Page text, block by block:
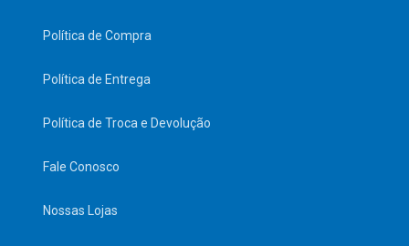
Política de Compra
Política de Entrega
Política de Troca e Devolução
Fale Conosco
Nossas Lojas